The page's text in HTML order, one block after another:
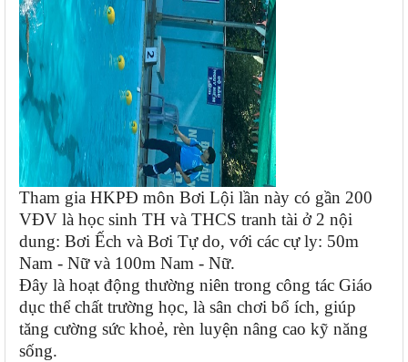
Tham gia HKPĐ môn Bơi Lội lần này có gần 200
VĐV là học sinh TH và THCS tranh tài ở 2 nội
dung: Bơi Ếch và Bơi Tự do, với các cự ly: 50m
Nam - Nữ và 100m Nam - Nữ.
Đây là hoạt động thường niên trong công tác Giáo
dục thể chất trường học, là sân chơi bổ ích, giúp
tăng cường sức khoẻ, rèn luyện nâng cao kỹ năng
sống.